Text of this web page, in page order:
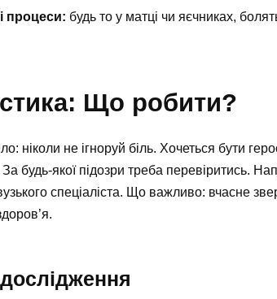
процеси: будь то у матці чи яєчниках,
Що робити?
ніколи не ігноруй біль. Хочеться бути
будь-якої підозри треба перевіритись.
спеціаліста. Що важливо: вчасне